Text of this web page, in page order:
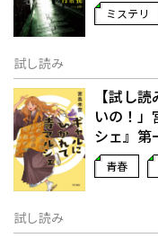
ミステリ
試し読み
【試し
いの！」
シェ』第
青春
試し読み